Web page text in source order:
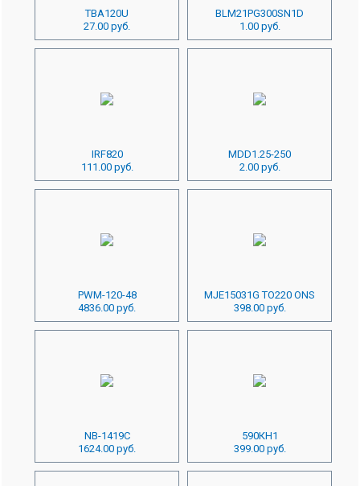
TBA120U
27.00 руб.
BLM21PG300SN1D
1.00 руб.
IRF820
111.00 руб.
MDD1.25-250
2.00 руб.
PWM-120-48
4836.00 руб.
MJE15031G TO220 ONS
398.00 руб.
NB-1419C
1624.00 руб.
590КН1
399.00 руб.